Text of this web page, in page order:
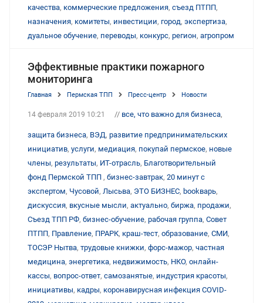
качества, коммерческие предложения, съезд ПТПП,
назначения, комитеты, инвестиции, город, экспертиза,
дуальное обучение, переводы, конкурс, регион, агропром
Эффективные практики пожарного
мониторинга
Главная Пермская ТПП Пресс-центр Новости
14 февраля 2019 10:21 // все, что важно для бизнеса,
защита бизнеса, ВЭД, развитие предпринимательских
инициатив, услуги, медиация, покупай пермское, новые
члены, результаты, ИТ-отрасль, Благотворительный
фонд Пермской ТПП , бизнес-завтрак, 20 минут с
экспертом, Чусовой, Лысьва, ЭТО БИЗНЕС, bookварь,
дискуссия, вкусные мысли, актуально, биржа, продажи,
Съезд ТПП РФ, бизнес-обучение, рабочая группа, Совет
ПТПП, Правление, ПРАРК, краш-тест, образование, СМИ,
ТОСЭР Нытва, трудовые книжки, форс-мажор, частная
медицина, энергетика, недвижимость, НКО, онлайн-
кассы, вопрос-ответ, самозанятые, индустрия красоты,
инициативы, кадры, коронавирусная инфекция COVID-